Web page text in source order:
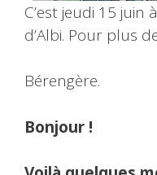
C’est jeudi 15
d’Albi. Pour plus
Bérengère.
Bonjour !